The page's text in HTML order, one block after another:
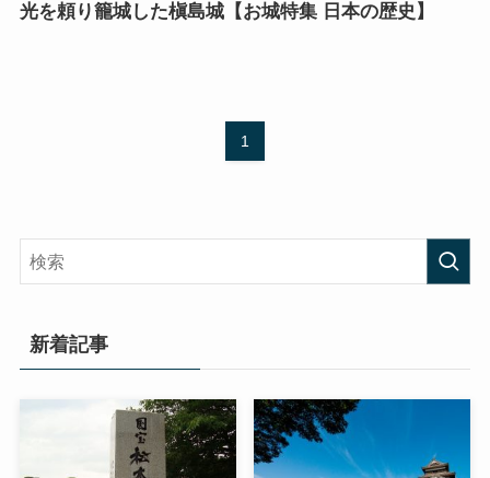
光を頼り籠城した槇島城【お城特集 日本の歴史】
1
新着記事